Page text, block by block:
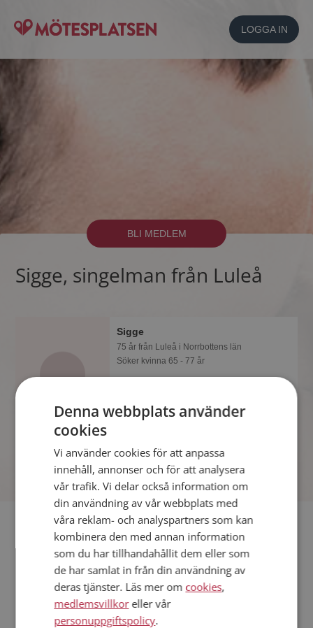
LOGGA IN
BLI MEDLEM
Sigge, singelman från Luleå
Sigge
75 år från Luleå i Norrbottens län
Söker kvinna 65 - 77 år
Mötesplatsen! Ta chansen att se vilka
som tycker att du är intressant.
Fler singlar
Fler singelmän från Luleå:Bernt,Oskar, Peo
Kvinnor från Luleå
Dejta kvinnor i Sverige
Dejta män i Sverige
Denna webbplats använder
cookies
Vi använder cookies för att anpassa
innehåll, annonser och för att analysera
vår trafik. Vi delar också information om
din användning av vår webbplats med
våra reklam- och analyspartners som kan
kombinera den med annan information
som du har tillhandahållit dem eller som
de har samlat in från din användning av
deras tjänster. Läs mer om cookies,
medlemsvillkoreller vår
personuppgiftspolicy.